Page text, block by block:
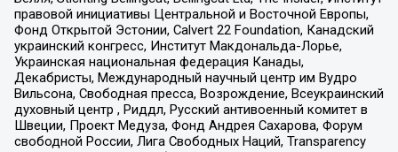
правовой инициативы Центральной и Восточной Европы,
Фонд Открытой Эстонии, Calvert 22 Foundation, Канадский
украинский конгресс, Институт Макдональда-Лорье,
Украинская национальная федерация Канады,
Декабристы, Международный научный центр им Вудро
Вильсона, Свободная пресса, Возрождение, Всеукраинский
духовный центр , Риддл, Русский антивоенный комитет в
Швеции, Проект Медуза, Фонд Андрея Сахарова, Форум
свободной России, Лига Свободных Наций, Transparеncy